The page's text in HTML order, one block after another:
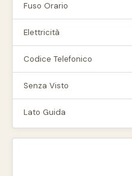
Fuso Orario
Elettricità
Codice Telefonico
Senza Visto
Lato Guida